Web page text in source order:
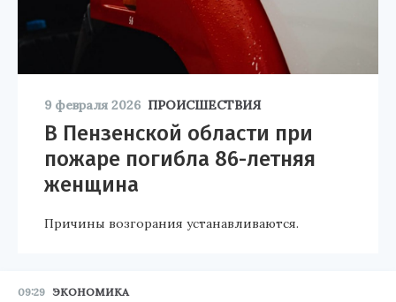
9 февраля 2026 ПРОИСШЕСТВИЯ
В Пензенской области при
пожаре погибла 86-летняя
женщина
Причины возгорания устанавливаются.
09:29 ЭКОНОМИКА